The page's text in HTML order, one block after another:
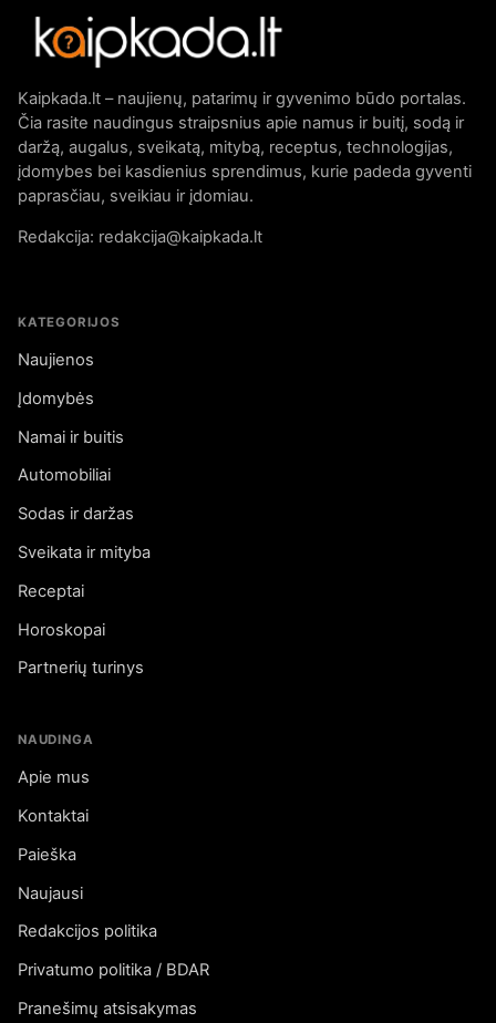
Kaipkada.lt – naujienų, patarimų ir gyvenimo būdo portalas.
Čia rasite naudingus straipsnius apie namus ir buitį, sodą ir
daržą, augalus, sveikatą, mitybą, receptus, technologijas,
įdomybes bei kasdienius sprendimus, kurie padeda gyventi
paprasčiau, sveikiau ir įdomiau.
Redakcija: redakcija@kaipkada.lt
KATEGORIJOS
Naujienos
Įdomybės
Namai ir buitis
Automobiliai
Sodas ir daržas
Sveikata ir mityba
Receptai
Horoskopai
Partnerių turinys
NAUDINGA
Apie mus
Kontaktai
Paieška
Naujausi
Redakcijos politika
Privatumo politika / BDAR
Pranešimų atsisakymas